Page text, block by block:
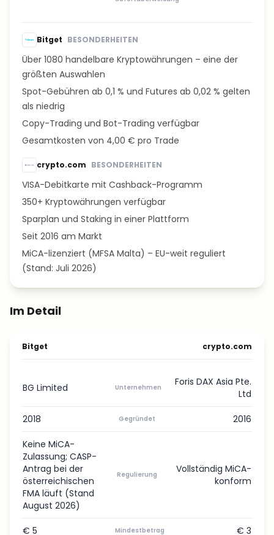
Bitget BESONDERHEITEN
Über 1080 handelbare Kryptowährungen – eine der
größten Auswahlen
Spot-Gebühren ab 0,1 % und Futures ab 0,02 % gelten
als niedrig
Copy-Trading und Bot-Trading verfügbar
Gesamtkosten von 4,00 € pro Trade
crypto.com BESONDERHEITEN
VISA-Debitkarte mit Cashback-Programm
350+ Kryptowährungen verfügbar
Sparplan und Staking in einer Plattform
Seit 2016 am Markt
MiCA-lizenziert (MFSA Malta) – EU-weit reguliert
(Stand: Juli 2026)
Im Detail
Bitget crypto.com
BG Limited Unternehmen
Foris DAX Asia Pte.
Ltd
2018 Gegründet 2016
Keine MiCA-
Zulassung; CASP-
Antrag bei der
österreichischen
FMA läuft (Stand
August 2026)
Regulierung
Vollständig MiCA-
konform
€ 5 Mindestbetrag € 3